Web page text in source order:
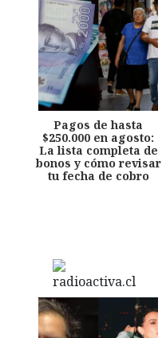
Pagos de hasta
$250.000 en agosto:
La lista completa de
bonos y cómo revisar
tu fecha de cobro